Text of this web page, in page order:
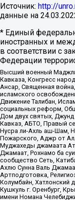
Источник: http://
данные на
* Единый
иностранных и
в соответствии с
Федерации
Высший военный
Кавказа, Конгресс
Ансар, Священная
исламского
Движение Талибан,
социальных реформ,
Дом двух святых,
Кавказ, АБТО, Правый
Нусра ли-Ахль аш-Шам,
Пожарского, Аджр от
Муджахеды джамаата
Джамаат, Рохнамо ба
сообщество Сеть,
Ахлю Сунна Валь
Артподготовка,
Колумбайн, Хатлонский
Кушкуль г. Оренбург,
имени Номана